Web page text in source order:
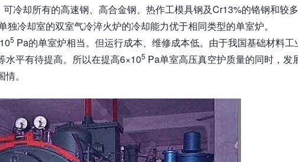
冷却所有的高速钢、高合金钢、热作工模具钢及Cr13%的铬钢和较
冷却室的双室气冷淬火炉的冷却能力优于相同类型的单室炉。
5 Pa的单室炉相当。但运行成本、维修成本低。由于我国基础材料工
水平有待提高。所以在提高6×105 Pa单室高压真空护质量的同时，发
。